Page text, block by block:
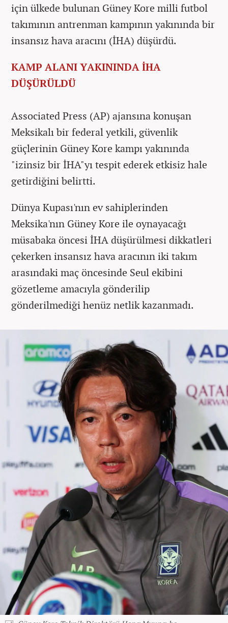
için ülkede bulunan Güney Kore milli futbol
takımının antrenman kampının yakınında bir
insansız hava aracını (İHA) düşürdü.
KAMP ALANI YAKININDA İHA
DÜŞÜRÜLDÜ
Associated Press (AP) ajansına konuşan
Meksikalı bir federal yetkili, güvenlik
güçlerinin Güney Kore kampı yakınında
"izinsiz bir İHA"yı tespit ederek etkisiz hale
getirdiğini belirtti.
Dünya Kupası'nın ev sahiplerinden
Meksika'nın Güney Kore ile oynayacağı
müsabaka öncesi İHA düşürülmesi dikkatleri
çekerken insansız hava aracının iki takım
arasındaki maç öncesinde Seul ekibini
gözetleme amacıyla gönderilip
gönderilmediği henüz netlik kazanmadı.